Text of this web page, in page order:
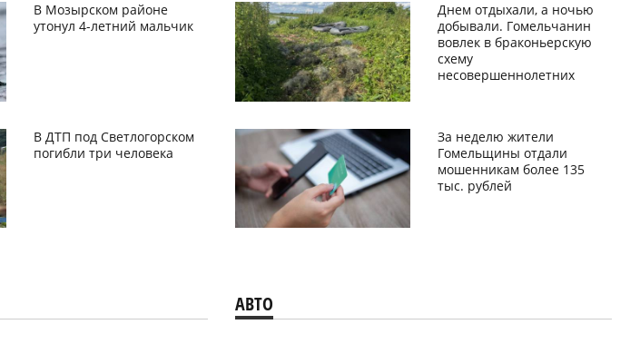
В Мозырском районе
утонул 4-летний мальчик
В ДТП под Светлогорском
погибли три человека
Днем отдыхали, а ночью
добывали. Гомельчанин
вовлек в браконьерскую
схему
несовершеннолетних
За неделю жители
Гомельщины отдали
мошенникам более 135
тыс. рублей
АВТО